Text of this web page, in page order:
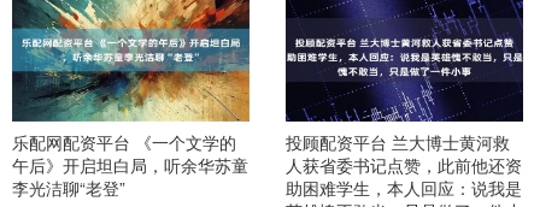
乐配网配资平台 《一个文学的
午后》开启坦白局，听余华苏童
李光洁聊“老登”
投顾配资平台 兰大博士黄河救
人获省委书记点赞，此前他还资
助困难学生，本人回应：说我是